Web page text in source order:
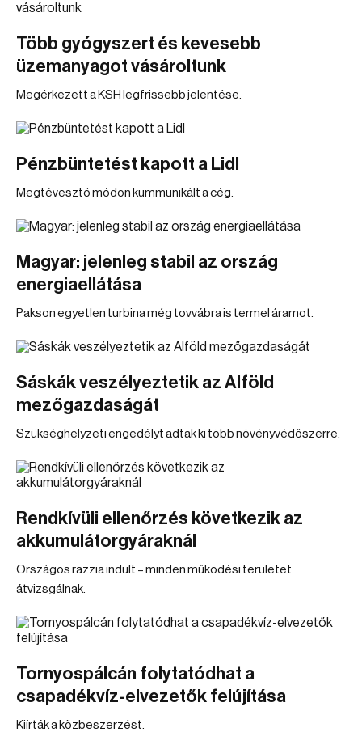
Több gyógyszert és kevesebb
üzemanyagot vásároltunk
Megérkezett a KSH legfrissebb jelentése.
Pénzbüntetést kapott a Lidl
Megtévesztő módon kummunikált a cég.
Magyar: jelenleg stabil az ország
energiaellátása
Pakson egyetlen turbina még tovvábra is termel áramot.
Sáskák veszélyeztetik az Alföld
mezőgazdaságát
Szükséghelyzeti engedélyt adtak ki több növényvédőszerre.
Rendkívüli ellenőrzés következik az
akkumulátorgyáraknál
Országos razzia indult – minden működési területet
átvizsgálnak.
Tornyospálcán folytatódhat a
csapadékvíz-elvezetők felújítása
Kiírták a közbeszerzést.